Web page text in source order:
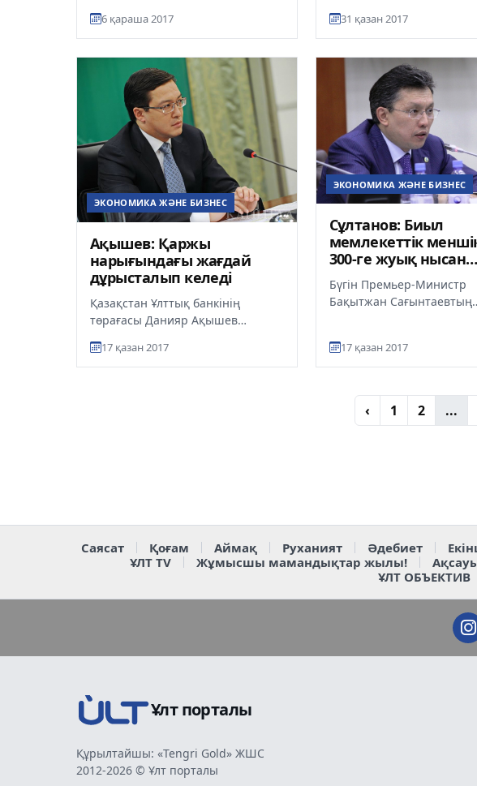
өзге де операцияларды жүргі...
6 қараша 2017
асырылуда: қазірдің
кәсіпорын...
31 қазан 2017
ЭКОНОМИКА ЖӘНЕ БИЗНЕС
Ақышев: Қаржы
нарығындағы жағдай
дұрысталып келеді
Қазақстан Ұлттық банкінің
төрағасы Данияр Ақышев
ішкі валюта нарығындағы соңғы
айда "...
17 қазан 2017
ЭКОНОМИКА ЖӘНЕ БИЗНЕС
Сұлтанов: Биыл
мемлекеттік
300-ге жуық нысан
жекешелендірілді
Бүгін Премьер-Министр
Бақытжан Сағынтаевтың
жылғы мемлеке...
17 қазан 2017
‹ 1 2 ...
Саясат Қоғам Аймақ Руханият Әдебиет
ҰЛТ TV
Жұмысшы мамандықтар жылы!
ҰЛТ ОБЪЕКТИВ
Ұлт порталы
Құрылтайшы: «Tengri Gold» ЖШС
2012-2026 © Ұлт порталы